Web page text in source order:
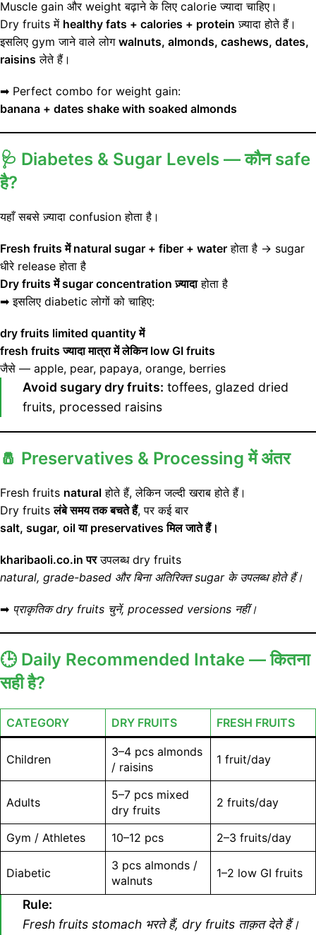
Muscle gain और weight बढ़ाने के लिए calorie ज्यादा चाहिए।
Dry fruits में healthy fats + calories + protein ज़्यादा होते हैं।
इसलिए gym जाने वाले लोग walnuts, almonds, cashews, dates,
raisins लेते हैं।
➡ Perfect combo for weight gain:
banana + dates shake with soaked almonds
🩺 Diabetes & Sugar Levels — कौन safe
है?
यहाँ सबसे ज़्यादा confusion होता है।
Fresh fruits में natural sugar + fiber + water होता है → sugar
धीरे release होता है
Dry fruits में sugar concentration ज़्यादाहोता है
➡ इसलिए diabetic लोगों को चाहिए:
dry fruits limited quantity में
fresh fruits ज्यादा मात्रा में लेकिन low GI fruits
जैसे — apple, pear, papaya, orange, berries
Avoid sugary dry fruits: toffees, glazed dried
fruits, processed raisins
🧂 Preservatives & Processing में अंतर
Fresh fruits natural होते हैं, लेकिन जल्दी खराब होते हैं।
Dry fruitsलंबे समय तक बचते हैं, पर कई बार
salt, sugar, oil या preservatives मिल जाते हैं।
kharibaoli.co.in परउपलब्ध dry fruits
natural, grade-based और बिना अतिरिक्त sugar के उपलब्ध होते हैं।
➡ प्राकृतिक dry fruits चुनें, processed versions नहीं।
🕒 Daily Recommended Intake — कितना
सही है?
CATEGORY DRY FRUITS FRESH FRUITS
Children
3–4 pcs almonds
/ raisins
1 fruit/day
Adults
5–7 pcs mixed
dry fruits
2 fruits/day
Gym / Athletes 10–12 pcs 2–3 fruits/day
Diabetic
3 pcs almonds /
walnuts
1–2 low GI fruits
Rule:
Fresh fruits stomach भरते हैं, dry fruits ताक़त देते हैं।